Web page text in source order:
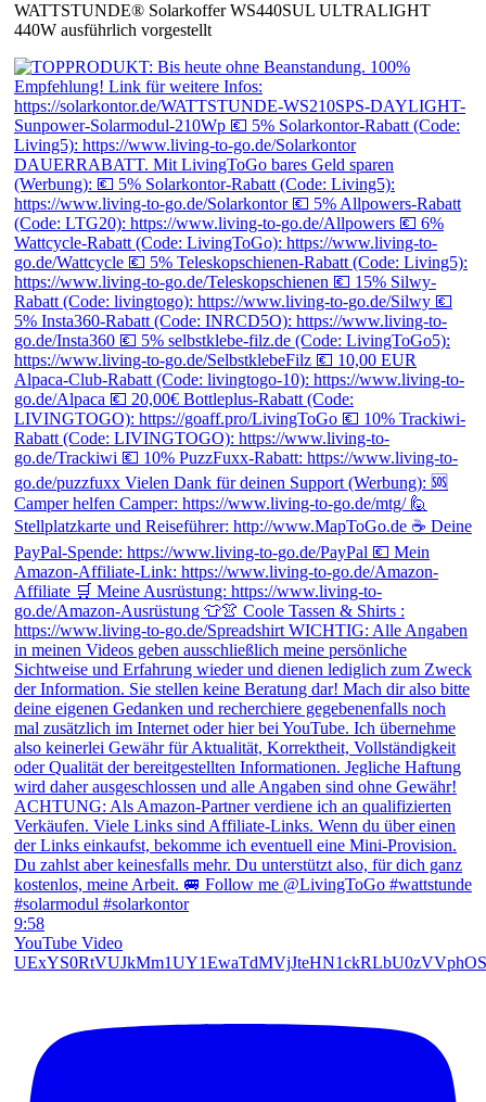
WATTSTUNDE® Solarkoffer WS440SUL ULTRALIGHT
440W ausführlich vorgestellt
9:58
YouTube Video